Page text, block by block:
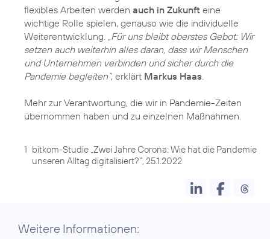
flexibles Arbeiten werden auch in Zukunft eine
wichtige Rolle spielen, genauso wie die individuelle
Weiterentwicklung. „Für uns bleibt oberstes Gebot: Wir
setzen auch weiterhin alles daran, dass wir Menschen
und Unternehmen verbinden und sicher durch die
Pandemie begleiten“, erklärt Markus Haas.
Mehr zur Verantwortung, die wir in Pandemie-Zeiten
übernommen haben und zu einzelnen Maßnahmen.
1 bitkom-Studie „Zwei Jahre Corona: Wie hat die Pandemie
unseren Alltag digitalisiert?“, 25.1.2022
Weitere Informationen: